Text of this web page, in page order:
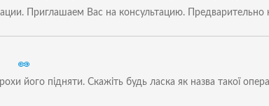
Приглашаем Вас на консультацию.
його підняти. Скажіть будь ласка як назва такої